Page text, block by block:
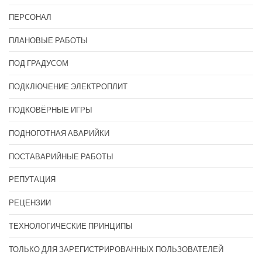
ПЕРСОНАЛ
ПЛАНОВЫЕ РАБОТЫ
ПОД ГРАДУСОМ
ПОДКЛЮЧЕНИЕ ЭЛЕКТРОПЛИТ
ПОДКОВЁРНЫЕ ИГРЫ
ПОДНОГОТНАЯ АВАРИЙКИ
ПОСТАВАРИЙНЫЕ РАБОТЫ
РЕПУТАЦИЯ
РЕЦЕНЗИИ
ТЕХНОЛОГИЧЕСКИЕ ПРИНЦИПЫ
ТОЛЬКО ДЛЯ ЗАРЕГИСТРИРОВАННЫХ ПОЛЬЗОВАТЕЛЕЙ